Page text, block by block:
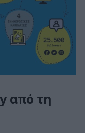
από τη